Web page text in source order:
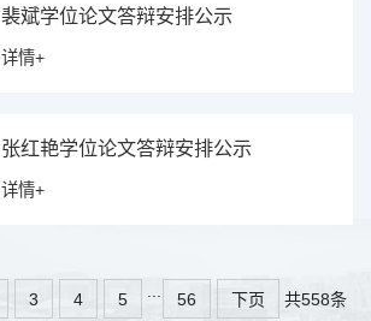
裴斌学位论文答辩安排公示
详情+
张红艳学位论文答辩安排公示
详情+
3 4 5 ... 56 下页 共558条